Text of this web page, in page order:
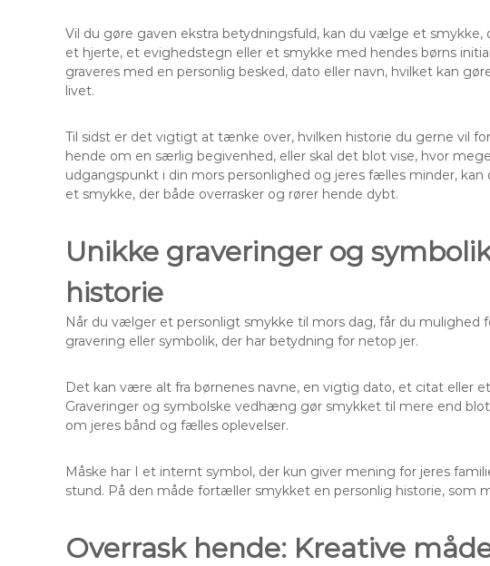
Vil du gøre gaven ekstra betydningsfuld, kan du vælge et
et hjerte, et evighedstegn eller et smykke med hendes børns
graveres med en personlig besked, dato eller navn, hvilket kan
livet.
Til sidst er det vigtigt at tænke over, hvilken historie du gerne vil
hende om en særlig begivenhed, eller skal det blot vise, hvor
udgangspunkt i din mors personlighed og jeres fælles minder,
et smykke, der både overrasker og rører hende dybt.
Unikke graveringer og
historie
Når du vælger et personligt smykke til mors dag, får du
gravering eller symbolik, der har betydning for netop jer.
Det kan være alt fra børnenes navne, en vigtig dato, et citat eller
Graveringer og symbolske vedhæng gør smykket til mere end
om jeres bånd og fælles oplevelser.
Måske har I et internt symbol, der kun giver mening for jeres
stund. På den måde fortæller smykket en personlig historie,
Overrask hende: Kreative